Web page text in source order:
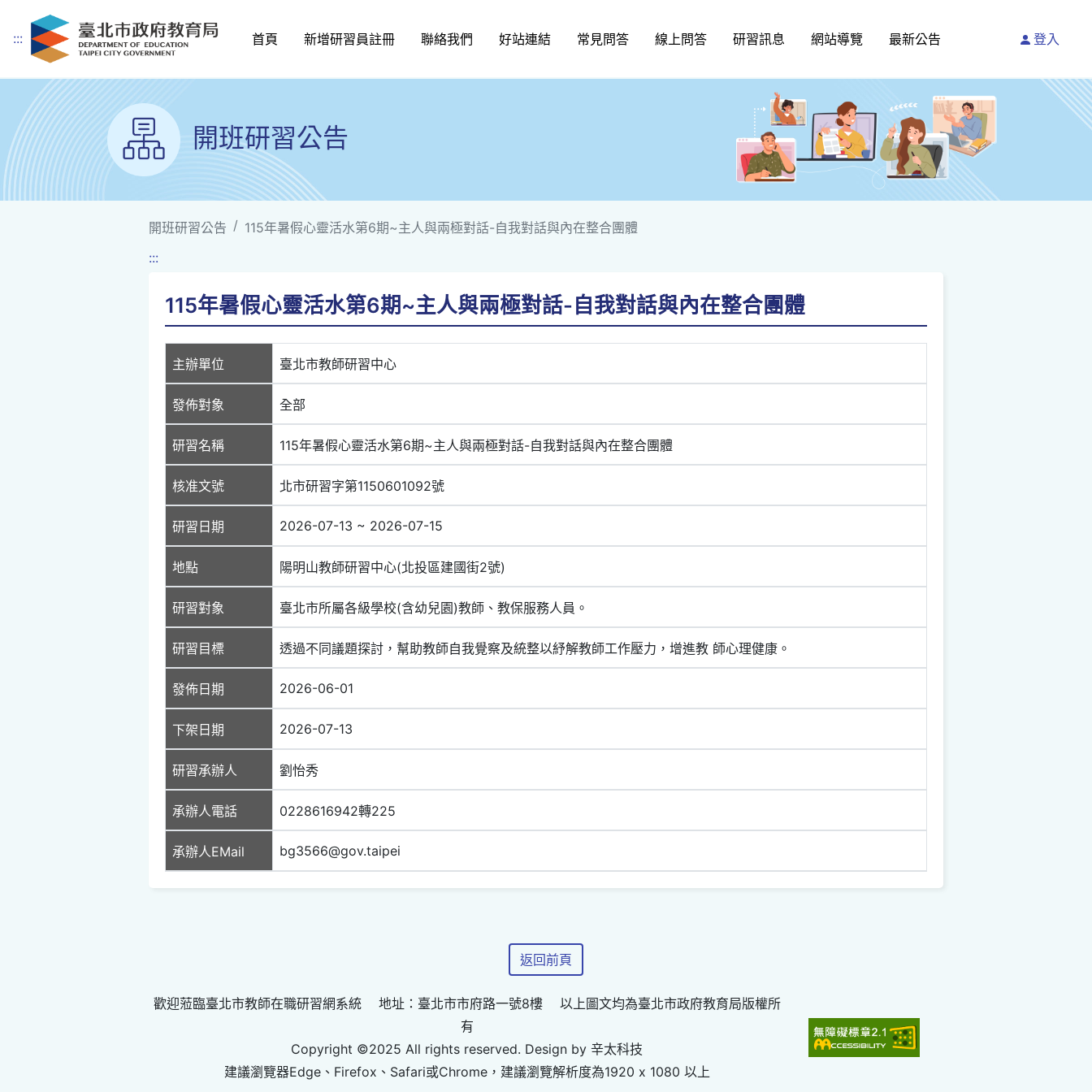
跳到主要內容
::: 首頁 新增研習員註冊 聯絡我們 好站連結 常見問答 線上問答 研習訊息 網站導覽 最新公告 登入
開班研習公告
開班研習公告
115年暑假心靈活水第6期~主人與兩極對話-自我對話與內在整合團體
:::
115年暑假心靈活水第6期~主人與兩極對話-自我對話與內在整合團體
主辦單位 臺北市教師研習中心
發佈對象 全部
研習名稱 115年暑假心靈活水第6期~主人與兩極對話-自我對話與內在整合團體
核准文號 北市研習字第1150601092號
研習日期 2026-07-13 ~ 2026-07-15
地點 陽明山教師研習中心(北投區建國街2號)
研習對象 臺北市所屬各級學校(含幼兒園)教師、教保服務人員。
研習目標 透過不同議題探討，幫助教師自我覺察及統整以紓解教師工作壓力，增進教 師心理健康。
發佈日期 2026-06-01
下架日期 2026-07-13
研習承辦人 劉怡秀
承辦人電話 0228616942轉225
承辦人EMail bg3566@gov.taipei
返回前頁
歡迎蒞臨臺北市教師在職研習網系統 地址：臺北市市府路一號8樓 以上圖文均為臺北市政府教育局版權所
有
Copyright ©2025 All rights reserved. Design by 辛太科技
建議瀏覽器Edge、Firefox、Safari或Chrome，建議瀏覽解析度為1920 x 1080 以上